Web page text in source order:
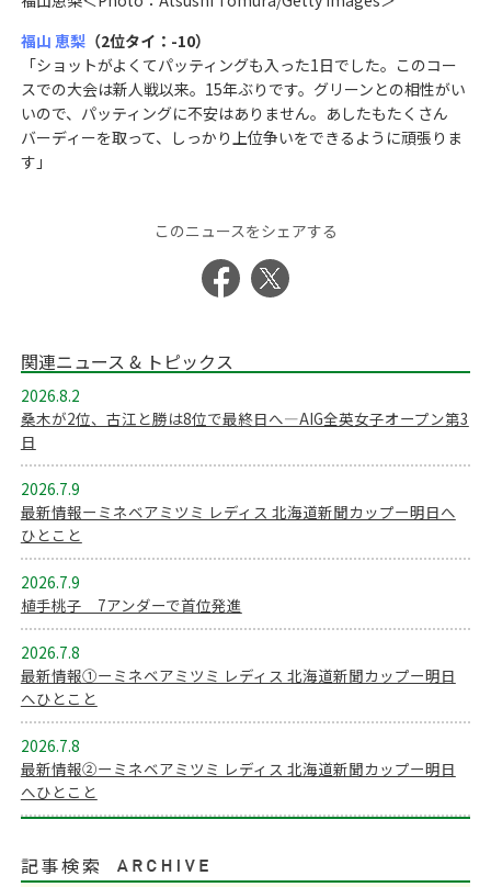
福山 恵梨（2位タイ：-10）
「ショットがよくてパッティングも入った1日でした。このコー
スでの大会は新人戦以来。15年ぶりです。グリーンとの相性がい
いので、パッティングに不安はありません。あしたもたくさん
バーディーを取って、しっかり上位争いをできるように頑張りま
す」
このニュースをシェアする
関連ニュース & トピックス
2026.8.2
桑木が2位、古江と勝は8位で最終日へ―AIG全英女子オープン第3
日
2026.7.9
最新情報ーミネベアミツミ レディス 北海道新聞カップー明日へ
ひとこと
2026.7.9
植手桃子 7アンダーで首位発進
2026.7.8
最新情報①ーミネベアミツミ レディス 北海道新聞カップー明日
へひとこと
2026.7.8
最新情報②ーミネベアミツミ レディス 北海道新聞カップー明日
へひとこと
記事検索